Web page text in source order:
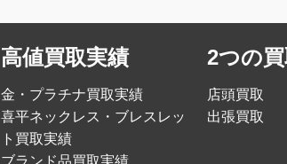
高値買取実績
金・プラチナ買取実績
喜平ネックレス・ブレスレッ
ト買取実績
2つの
店頭買取
出張買取